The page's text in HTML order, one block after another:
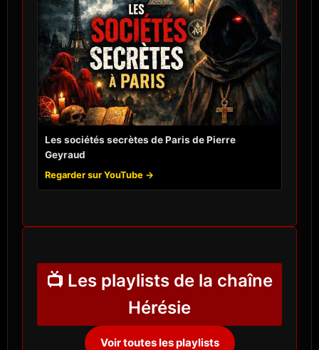
Les sociétés secrètes de Paris de Pierre
Geyraud
Regarder sur YouTube →
📺 Les playlists de la chaîne
Hérésie
Voir toutes les playlists